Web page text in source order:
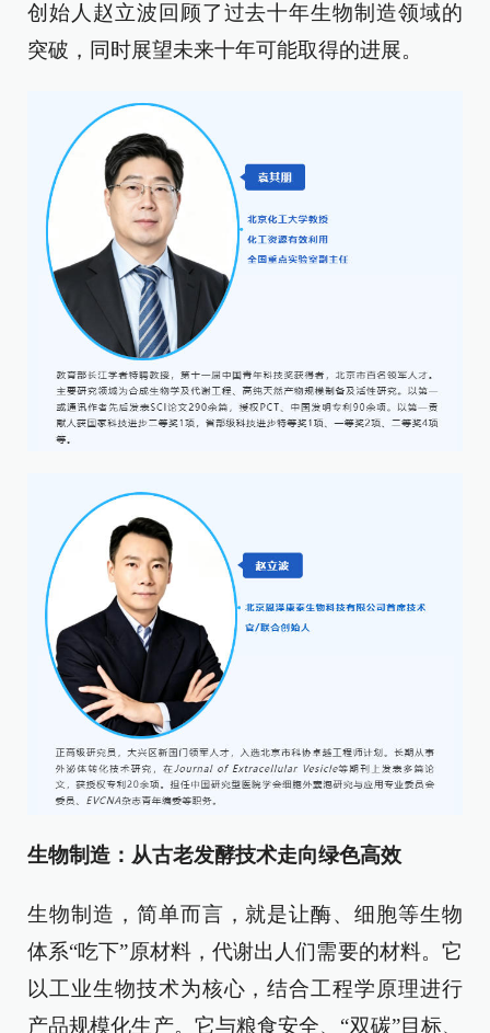
创始人赵立波回顾了过去十年生物制造领域的
突破，同时展望未来十年可能取得的进展。
生物制造：从古老发酵技术走向绿色高效
生物制造，简单而言，就是让酶、细胞等生物
体系“吃下”原材料，代谢出人们需要的材料。它
以工业生物技术为核心，结合工程学原理进行
产品规模化生产。它与粮食安全、“双碳”目标、